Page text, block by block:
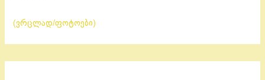
(ვრცლად/ფოტოები)